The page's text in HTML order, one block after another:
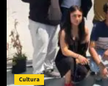
Cultura